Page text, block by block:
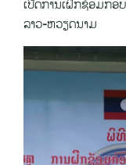
ເປີດການເຝິກຊ້ອມກອ
ລາວ-ຫວຽດນາມ